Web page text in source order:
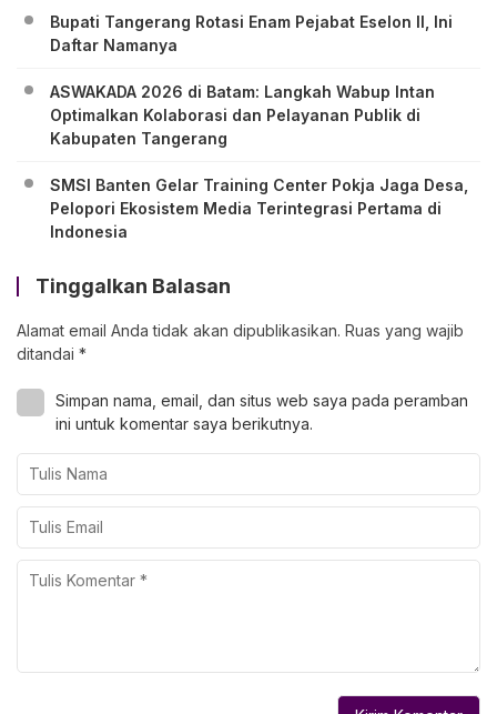
Bupati Tangerang Rotasi Enam Pejabat Eselon II, Ini
Daftar Namanya
ASWAKADA 2026 di Batam: Langkah Wabup Intan
Optimalkan Kolaborasi dan Pelayanan Publik di
Kabupaten Tangerang
SMSI Banten Gelar Training Center Pokja Jaga Desa,
Pelopori Ekosistem Media Terintegrasi Pertama di
Indonesia
Tinggalkan Balasan
Alamat email Anda tidak akan dipublikasikan. Ruas yang wajib
ditandai *
Simpan nama, email, dan situs web saya pada peramban
ini untuk komentar saya berikutnya.